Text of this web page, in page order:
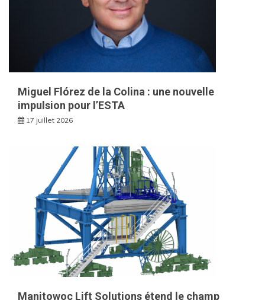
Miguel Flórez de la Colina : une nouvelle
impulsion pour l’ESTA
17 juillet 2026
Manitowoc Lift Solutions étend le champ